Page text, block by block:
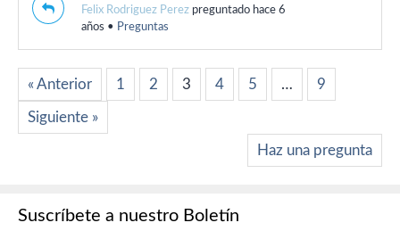
Felix Rodriguez Perez preguntado hace 6
años • Preguntas
« Anterior 1 2 3 4 5 … 9
Siguiente »
Haz una pregunta
Suscríbete a nuestro Boletín